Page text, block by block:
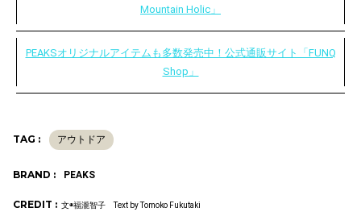
Mountain Holic」
PEAKSオリジナルアイテムも多数発売中！公式通販サイト「FUNQ
Shop」
TAG : アウトドア
BRAND : PEAKS
CREDIT : 文◉福瀧智子 Text by Tomoko Fukutaki